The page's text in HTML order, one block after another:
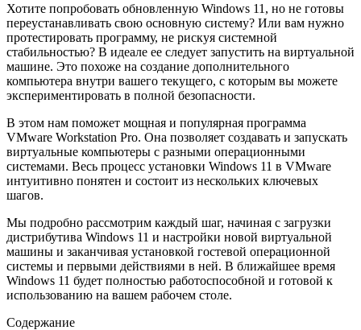
Хотите попробовать обновленную Windows 11, но не готовы
переустанавливать свою основную систему? Или вам нужно
протестировать программу, не рискуя системной
стабильностью? В идеале ее следует запустить на виртуальной
машине. Это похоже на создание дополнительного
компьютера внутри вашего текущего, с которым вы можете
экспериментировать в полной безопасности.
В этом нам поможет мощная и популярная программа
VMware Workstation Pro. Она позволяет создавать и запускать
виртуальные компьютеры с разными операционными
системами. Весь процесс установки Windows 11 в VMware
интуитивно понятен и состоит из нескольких ключевых
шагов.
Мы подробно рассмотрим каждый шаг, начиная с загрузки
дистрибутива Windows 11 и настройки новой виртуальной
машины и заканчивая установкой гостевой операционной
системы и первыми действиями в ней. В ближайшее время
Windows 11 будет полностью работоспособной и готовой к
использованию на вашем рабочем столе.
Содержание